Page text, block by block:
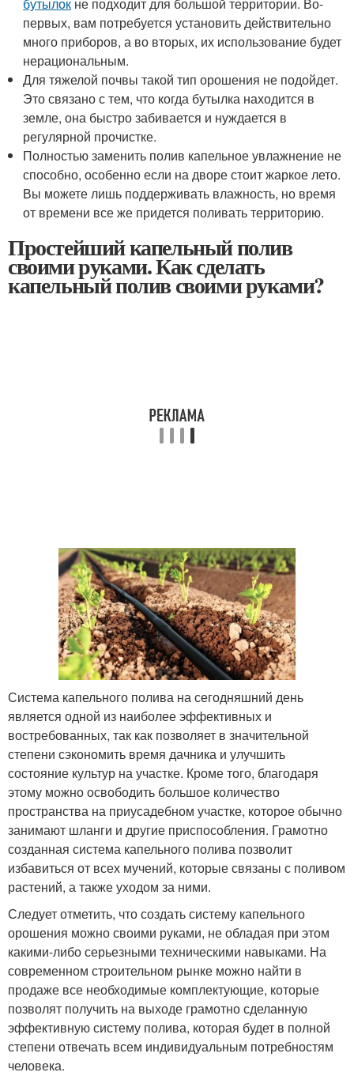
первых, вам потребуется установить действительно
много приборов, а во вторых, их использование будет
нерациональным.
Для тяжелой почвы такой тип орошения не подойдет.
Это связано с тем, что когда бутылка находится в
земле, она быстро забивается и нуждается в
регулярной прочистке.
Полностью заменить полив капельное увлажнение не
способно, особенно если на дворе стоит жаркое лето.
Вы можете лишь поддерживать влажность, но время
от времени все же придется поливать территорию.
Простейший капельный полив
своими руками. Как сделать
капельный полив своими руками?
Система капельного полива на сегодняшний день
является одной из наиболее эффективных и
востребованных, так как позволяет в значительной
степени сэкономить время дачника и улучшить
состояние культур на участке. Кроме того, благодаря
этому можно освободить большое количество
пространства на приусадебном участке, которое обычно
занимают шланги и другие приспособления. Грамотно
созданная система капельного полива позволит
избавиться от всех мучений, которые связаны с поливом
растений, а также уходом за ними.
Следует отметить, что создать систему капельного
орошения можно своими руками, не обладая при этом
какими-либо серьезными техническими навыками. На
современном строительном рынке можно найти в
продаже все необходимые комплектующие, которые
позволят получить на выходе грамотно сделанную
эффективную систему полива, которая будет в полной
степени отвечать всем индивидуальным потребностям
человека.